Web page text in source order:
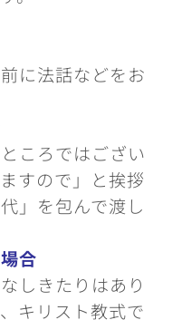
に法話などをお
ころではござい
すので」と挨拶
」を包んで渡し
合
しきたりはあり
キリスト教式で